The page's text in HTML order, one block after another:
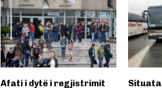
Afati i dytë i regjistrimit